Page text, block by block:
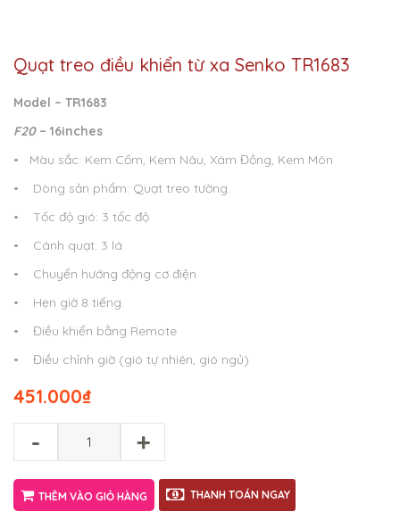
Quạt treo điều khiển từ xa Senko TR1683
Model – TR1683
F20 – 16inches
• Màu sắc: Kem Cốm, Kem Nâu, Xám Đồng, Kem Môn
• Dòng sản phẩm: Quạt treo tường.
• Tốc độ gió: 3 tốc độ
• Cánh quạt: 3 lá
• Chuyển hướng động cơ điện.
• Hẹn giờ 8 tiếng.
• Điều khiển bằng Remote
• Điều chỉnh giờ (gió tự nhiên, gió ngủ)
₫
451.000
- +
THÊM VÀO GIỎ HÀNG THANH TOÁN NGAY